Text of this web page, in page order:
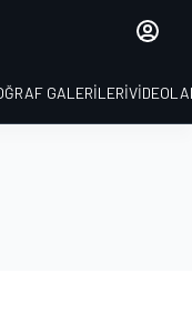
GALERILERI